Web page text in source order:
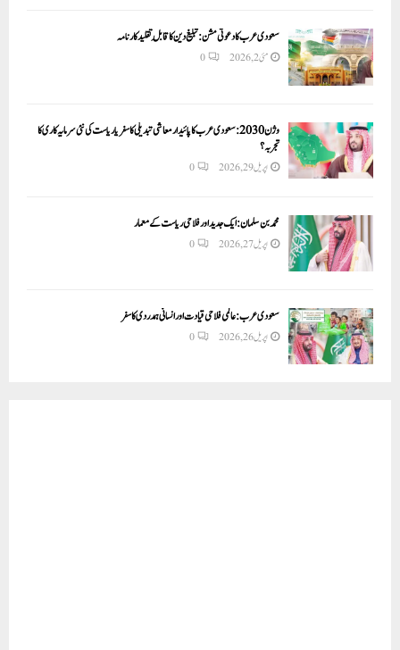
سعودی عرب کا دعوتی مشن: تبلیغ دین کا قابلِ تقلید کارنامہ
مئی 2, 2026 0
وژن 2030:سعودی عرب کا پائیدار معاشی تبدیلی کا سفر یا ریاست کی نئی سرمایہ کاری کا
تجربہ؟
اپریل 29, 2026 0
محمد بن سلمان: ایک جدید اور فلاحی ریاست کے معمار
اپریل 27, 2026 0
سعودی عرب: عالمی فلاحی قیادت اور انسانی ہمدردی کا سفر
اپریل 26, 2026 0